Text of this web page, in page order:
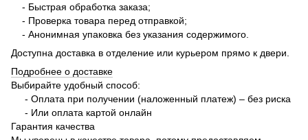
- Быстрая обработка заказа;
- Проверка товара перед отправкой;
- Анонимная упаковка без указания содержимого.
Доступна доставка в отделение или курьером прямо к двери.
Подробнее о доставке
Выбирайте удобный способ:
- Оплата при получении (наложенный платеж) – без риска
- Или оплата картой онлайн
Гарантия качества